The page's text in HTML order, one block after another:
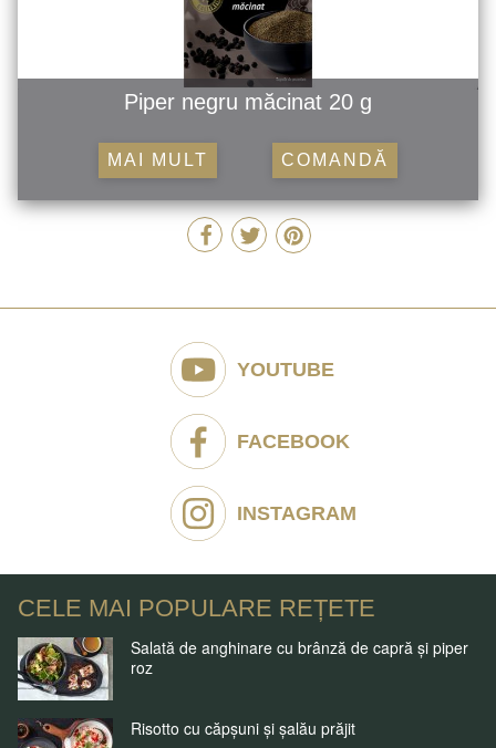
Piper negru măcinat 20 g
MAI MULT COMANDĂ
YOUTUBE
FACEBOOK
INSTAGRAM
CELE MAI POPULARE REȚETE
Salată de anghinare cu brânză de capră și piper
roz
Risotto cu căpșuni și șalău prăjit